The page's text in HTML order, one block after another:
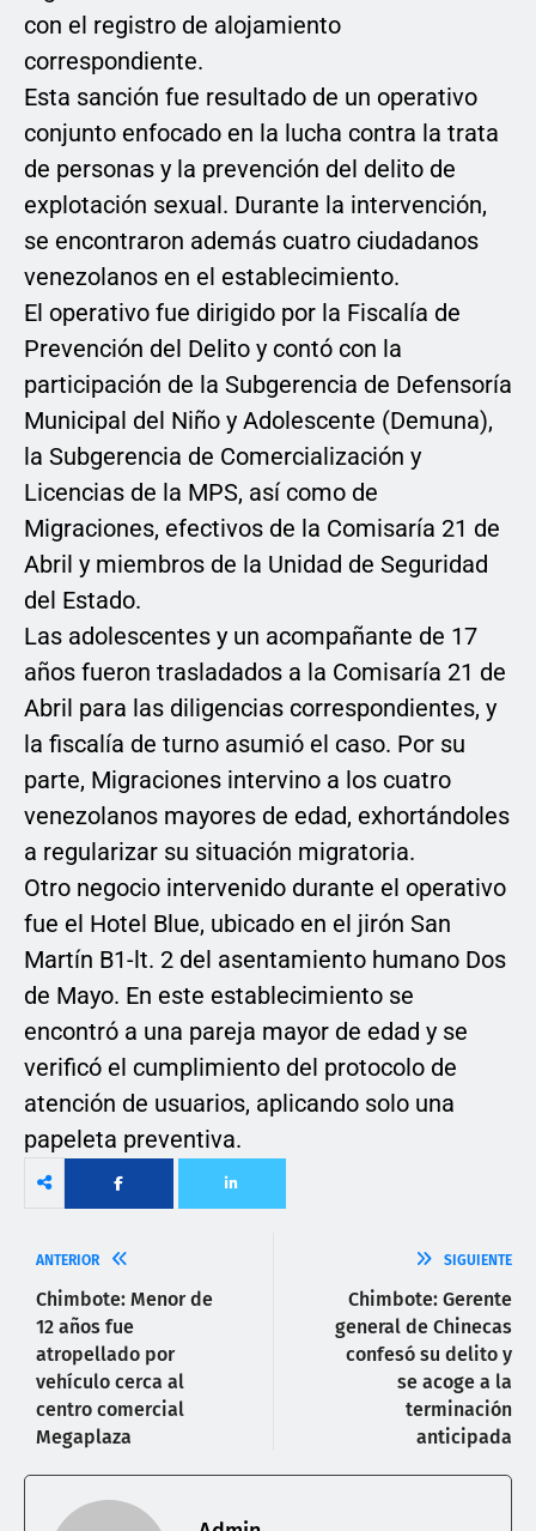
con el registro de alojamiento
correspondiente.
Esta sanción fue resultado de un operativo
conjunto enfocado en la lucha contra la trata
de personas y la prevención del delito de
explotación sexual. Durante la intervención,
se encontraron además cuatro ciudadanos
venezolanos en el establecimiento.
El operativo fue dirigido por la Fiscalía de
Prevención del Delito y contó con la
participación de la Subgerencia de Defensoría
Municipal del Niño y Adolescente (Demuna),
la Subgerencia de Comercialización y
Licencias de la MPS, así como de
Migraciones, efectivos de la Comisaría 21 de
Abril y miembros de la Unidad de Seguridad
del Estado.
Las adolescentes y un acompañante de 17
años fueron trasladados a la Comisaría 21 de
Abril para las diligencias correspondientes, y
la fiscalía de turno asumió el caso. Por su
parte, Migraciones intervino a los cuatro
venezolanos mayores de edad, exhortándoles
a regularizar su situación migratoria.
Otro negocio intervenido durante el operativo
fue el Hotel Blue, ubicado en el jirón San
Martín B1-lt. 2 del asentamiento humano Dos
de Mayo. En este establecimiento se
encontró a una pareja mayor de edad y se
verificó el cumplimiento del protocolo de
atención de usuarios, aplicando solo una
papeleta preventiva.
ANTERIOR
Chimbote: Menor de
12 años fue
atropellado por
vehículo cerca al
centro comercial
Megaplaza
SIGUIENTE
Chimbote: Gerente
general de Chinecas
confesó su delito y
se acoge a la
terminación
anticipada